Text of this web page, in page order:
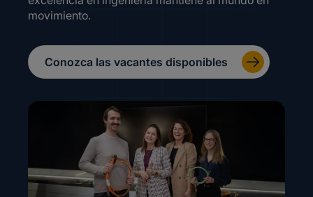
movimiento.
Conozca las vacantes disponibles